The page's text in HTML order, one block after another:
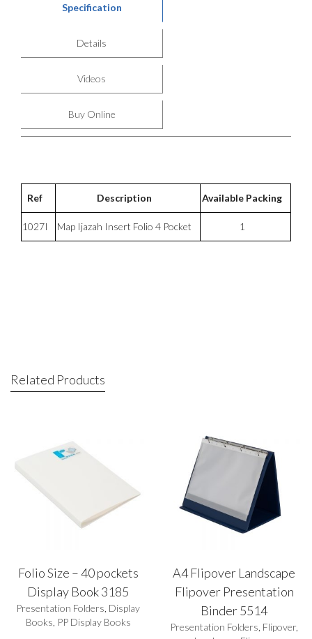
Specification
Details
Videos
Buy Online
Ref Description Available Packing
1027I Map Ijazah Insert Folio 4 Pocket 1
Related Products
Folio Size – 40 pockets
Display Book 3185
Presentation Folders Display
Books PP Display Books
A4 Flipover Landscape
Flipover Presentation
Binder 5514
Presentation Folders Flipover,